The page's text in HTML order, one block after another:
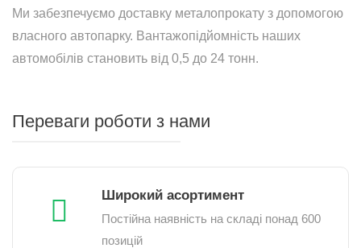
Ми забезпечуємо доставку металопрокату з допомогою
власного автопарку. Вантажопідйомність наших
автомобілів становить від 0,5 до 24 тонн.
Переваги роботи з нами
Широкий асортимент
Постійна наявність на складі понад 600
позицій